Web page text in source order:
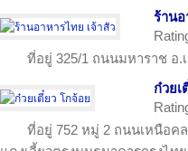
ร้านอ
ที่อยู่ 325/1 ถนนมหาราช อ.
ก๋วยเ
ที่อยู่ 752 หมู่ 2 ถนนเหนือค